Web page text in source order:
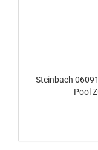
Steinbach
Pool